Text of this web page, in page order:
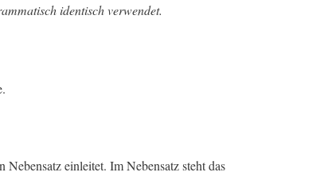
identisch verwendet.
einleitet. Im Nebensatz steht das